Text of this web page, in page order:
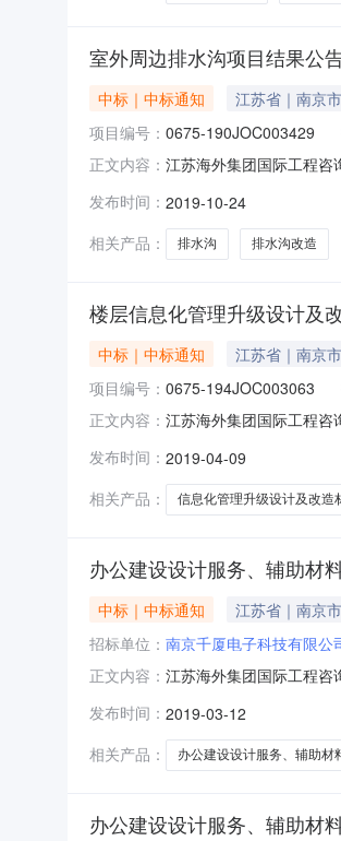
室外周边排水沟项目结果公
中标｜中标通知
江苏省｜南京
项目编号： 0675-190JOC003429
正文内容： 江苏海外集团国际工程
排水沟改造三、评标信息
招标联系
发布时间： 2019-10-24
相关产品：
排水沟 排水沟改造
楼层信息化管理升级设计及
中标｜中标通知
江苏省｜南京
项目编号： 0675-194JOC003063
正文内容： 江苏海外集团国际工程
194JOC003063二、招标
月4日地点：南京
发布时间： 2019-04-09
相关产品：
信息化管理升级设计及改造
办公建设设计服务、辅助材
中标｜中标通知
江苏省｜南京
招标单位： 南京千厦电子科技有限公
正文内容： 江苏海外集团国际工程
如下：一、招标名称及招
联合招标采购平台2
发布时间： 2019-03-12
相关产品：
办公建设设计服务、辅助材
办公建设设计服务、辅助材